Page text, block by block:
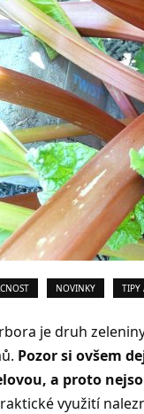
NOVINKY TIPY
je druh
Pozor si ovšem
a proto
využití